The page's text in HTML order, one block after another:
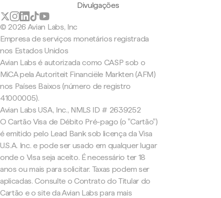
Divulgações
© 2026 Avian Labs, Inc
Empresa de serviços monetários registrada
nos Estados Unidos
Avian Labs é autorizada como CASP sob o
MiCA pela Autoriteit Financiële Markten (AFM)
nos Países Baixos (número de registro
41000005).
Avian Labs USA, Inc., NMLS ID # 2639252
O Cartão Visa de Débito Pré-pago (o "Cartão")
é emitido pelo Lead Bank sob licença da Visa
U.S.A. Inc. e pode ser usado em qualquer lugar
onde o Visa seja aceito. É necessário ter 18
anos ou mais para solicitar. Taxas podem ser
aplicadas. Consulte o Contrato do Titular do
Cartão e o site da Avian Labs para mais